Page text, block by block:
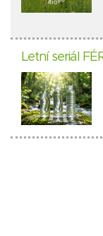
Letní seriál